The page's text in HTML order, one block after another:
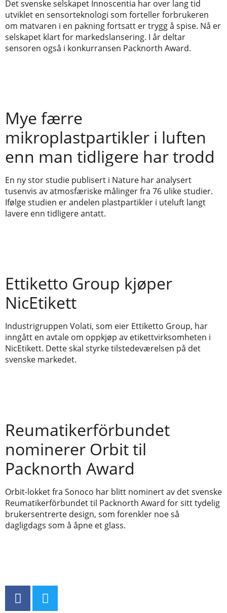
Det svenske selskapet Innoscentia har over lang tid
utviklet en sensorteknologi som forteller forbrukeren
om matvaren i en pakning fortsatt er trygg å spise. Nå er
selskapet klart for markedslansering. I år deltar
sensoren også i konkurransen Packnorth Award.
Mye færre
mikroplastpartikler i luften
enn man tidligere har trodd
En ny stor studie publisert i Nature har analysert
tusenvis av atmosfæriske målinger fra 76 ulike studier.
Ifølge studien er andelen plastpartikler i uteluft langt
lavere enn tidligere antatt.
Ettiketto Group kjøper
NicEtikett
Industrigruppen Volati, som eier Ettiketto Group, har
inngått en avtale om oppkjøp av etikettvirksomheten i
NicEtikett. Dette skal styrke tilstedeværelsen på det
svenske markedet.
Reumatikerförbundet
nominerer Orbit til
Packnorth Award
Orbit-lokket fra Sonoco har blitt nominert av det svenske
Reumatikerförbundet til Packnorth Award for sitt tydelig
brukersentrerte design, som forenkler noe så
dagligdags som å åpne et glass.